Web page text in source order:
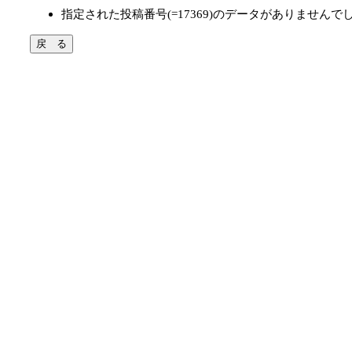
指定された投稿番号(=17369)のデータがありませんで